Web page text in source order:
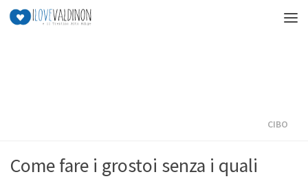
Salta al contenuto
CIBO
Come fare i grostoi senza i quali